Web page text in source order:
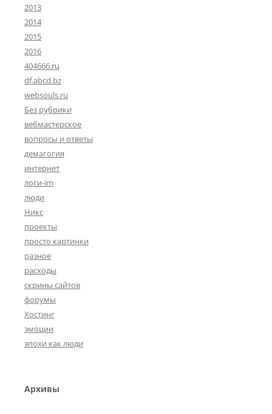
2013
2014
2015
2016
404666.ru
df.abcd.bz
websouls.ru
Без рубрики
вебмастерское
вопросы и ответы
демагогия
интернет
логи-im
люди
Никс
проекты
просто картинки
разное
расходы
скрины сайтов
форумы
Хостинг
эмоции
эпохи как люди
Архивы